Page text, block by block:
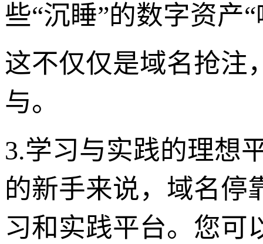
些“沉睡”的数字资产
这不仅仅是域名抢注
与。
3.学习与实践的理想
的新手来说，域名停
习和实践平台。您可